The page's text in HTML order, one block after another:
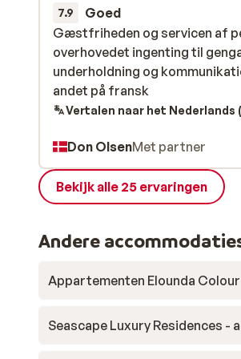
7.9 Goed
Gæstfriheden og servicen af
overhovedet ingenting til
underholdning og
andet på fransk
Gæstfriheden og servicen af
overhovedet ingenting til
underholdning og
andet på fransk
Vertalen naar het Nederlands
Don OlsenMet partner
Bekijk alle 25 ervaringen
Andere
Appartementen Elounda Colour
Seascape Luxury Residences -